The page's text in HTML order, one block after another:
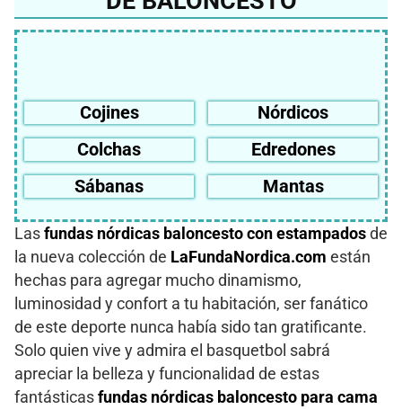
Cojines
Nórdicos
Colchas
Edredones
Sábanas
Mantas
Las fundas nórdicas baloncesto con estampados de
la nueva colección de LaFundaNordica.com están
hechas para agregar mucho dinamismo,
luminosidad y confort a tu habitación, ser fanático
de este deporte nunca había sido tan gratificante.
Solo quien vive y admira el basquetbol sabrá
apreciar la belleza y funcionalidad de estas
fantásticas fundas nórdicas baloncesto para cama